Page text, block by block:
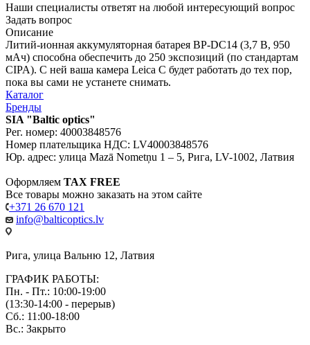
Наши специалисты ответят на любой интересующий вопрос
Задать вопрос
Описание
Литий-ионная аккумуляторная батарея BP-DC14 (3,7 В, 950
мАч) способна обеспечить до 250 экспозиций (по стандартам
CIPA). С ней ваша камера Leica C будет работать до тех пор,
пока вы сами не устанете снимать.
Каталог
Бренды
SIA "Baltic optics"
Рег. номер: 40003848576
Номер плательщика НДС: LV40003848576
Юр. адрес: улица Mazā Nometņu 1 – 5, Рига, LV-1002, Латвия
Оформляем TAX FREE
Все товары можно заказать на этом сайте
+371 26 670 121
info@balticoptics.lv
Рига, улица Вальню 12, Латвия
ГРАФИК РАБОТЫ:
Пн. - Пт.: 10:00-19:00
(13:30-14:00 - перерыв)
Сб.: 11:00-18:00
Вс.: Закрыто